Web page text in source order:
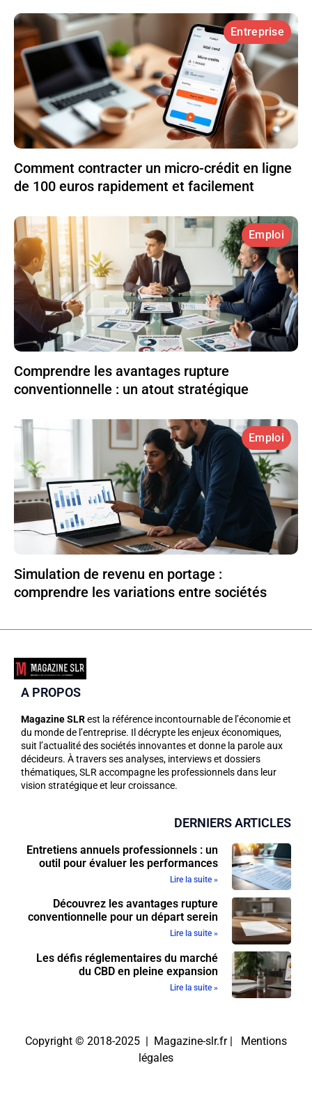
Entreprise
Comment contracter un micro-crédit en ligne
de 100 euros rapidement et facilement
Emploi
Comprendre les avantages rupture
conventionnelle : un atout stratégique
Emploi
Simulation de revenu en portage :
comprendre les variations entre sociétés
A PROPOS
Magazine SLRest la référence incontournable de l’économie et
du monde de l’entreprise. Il décrypte les enjeux économiques,
suit l’actualité des sociétés innovantes et donne la parole aux
décideurs. À travers ses analyses, interviews et dossiers
thématiques, SLR accompagne les professionnels dans leur
vision stratégique et leur croissance.
DERNIERS ARTICLES
Entretiens annuels professionnels : un
outil pour évaluer les performances
Lire la suite »
Découvrez les avantages rupture
conventionnelle pour un départ serein
Lire la suite »
Les défis réglementaires du marché
du CBD en pleine expansion
Lire la suite »
Copyright © 2018-2025 | Magazine-slr.fr | Mentions
légales